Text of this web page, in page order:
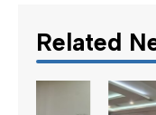
Related